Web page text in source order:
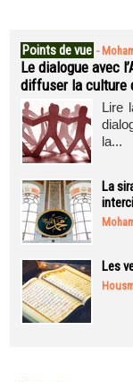
Points de vue -
Le dialogue avec
diffuser la culture
Lire
la...
La
Les